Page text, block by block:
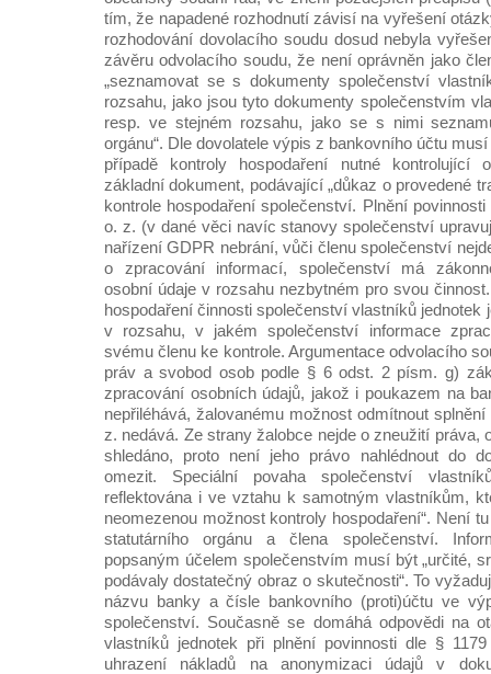
tím, že napadené rozhodnutí závisí na vyřešení
rozhodování dovolacího soudu dosud nebyla
závěru odvolacího soudu, že není oprávněn jako
„seznamovat se s dokumenty společenství
rozsahu, jako jsou tyto dokumenty společenstvím
resp. ve stejném rozsahu, jako se s nimi
orgánu“. Dle dovolatele výpis z bankovního účtu
případě kontroly hospodaření nutné kontrolující
základní dokument, podávající „důkaz o provedené
kontrole hospodaření společenství. Plnění
o. z. (v dané věci navíc stanovy společenství
nařízení GDPR nebrání, vůči členu společenství
o zpracování informací, společenství má
osobní údaje v rozsahu nezbytném pro svou
hospodaření činnosti společenství vlastníků jednotek
v rozsahu, v jakém společenství informace
svému členu ke kontrole. Argumentace odvolacího
práv a svobod osob podle § 6 odst. 2 písm. g)
zpracování osobních údajů, jakož i poukazem na
nepřiléhává, žalovanému možnost odmítnout
z. nedává. Ze strany žalobce nejde o zneužití práva,
shledáno, proto není jeho právo nahlédnout do
omezit. Speciální povaha společenství
reflektována i ve vztahu k samotným vlastníkům,
neomezenou možnost kontroly hospodaření“. Není
statutárního orgánu a člena společenství.
popsaným účelem společenstvím musí být „určité,
podávaly dostatečný obraz o skutečnosti“. To
názvu banky a čísle bankovního (proti)účtu ve
společenství. Současně se domáhá odpovědi na
vlastníků jednotek při plnění povinnosti dle §
uhrazení nákladů na anonymizaci údajů v